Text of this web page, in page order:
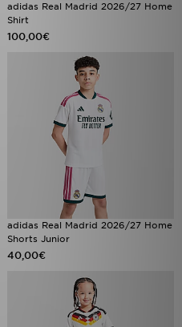
adidas Real Madrid 2026/27 Home
Shirt
100,00€
adidas Real Madrid 2026/27 Home
Shorts Junior
40,00€